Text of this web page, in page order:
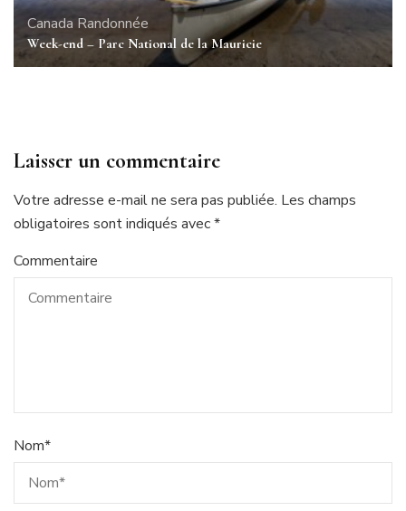
Canada Randonnée
Week-end – Parc National de la Mauricie
Laisser un commentaire
Votre adresse e-mail ne sera pas publiée. Les champs
obligatoires sont indiqués avec*
Commentaire
Nom*